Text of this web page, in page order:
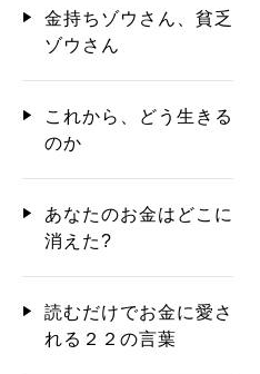
金持ちゾウさん、貧乏
ゾウさん
これから、どう生きる
のか
あなたのお金はどこに
消えた?
読むだけでお金に愛さ
れる２２の言葉